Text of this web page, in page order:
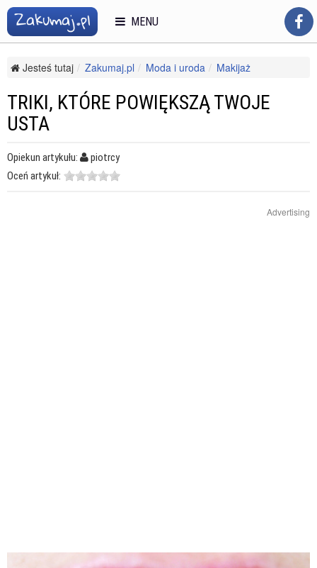
Jesteś tutaj Zakumaj.pl Moda i uroda
Makijaż
TRIKI, KTÓRE POWIĘKSZĄ TWOJE
USTA
Opiekun artykułu:
piotrcy
Oceń artykuł:
Advertising
MENU